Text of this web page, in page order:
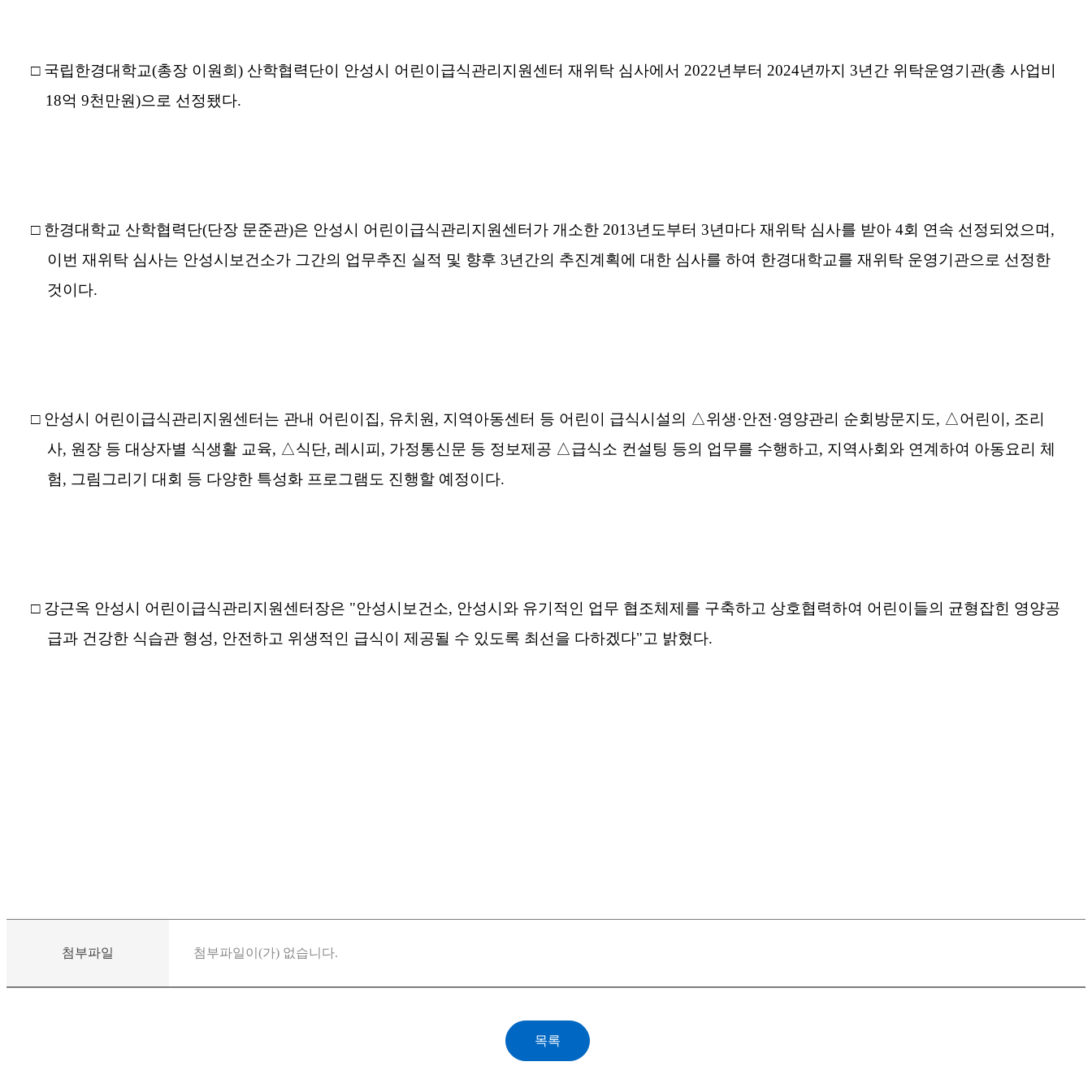
□ 국립한경대학교(총장 이원희) 산학협력단이 안성시 어린이급식관리지원센터 재위탁 심사에서 2022년부터 2024년까지 3년간 위탁운영기관(총 사업비
18억 9천만원)으로 선정됐다.
□ 한경대학교 산학협력단(단장 문준관)은 안성시 어린이급식관리지원센터가 개소한 2013년도부터 3년마다 재위탁 심사를 받아 4회 연속 선정되 었 으며,
이번 재위탁 심사는 안성시보건소가 그간의 업무추진 실적 및 향후 3년간의 추진계획에 대한 심사를 하여 한경대학교를 재위탁 운영기관으로 선정한
것이다.
□ 안성시 어린이급식관리지원센터는 관내 어린이집, 유치원, 지역아동센터 등 어린이 급식시설의 △위생·안전 ·영양관리 순회방문지도, △어린이, 조리
사, 원장 등 대상자별 식생활 교육, △식단, 레시피, 가정통신문 등 정보제공 △급식소 컨설팅 등의 업무를 수행하고, 지역사회와 연계하여 아동요리 체
험, 그림그리기 대회 등 다양한 특성화 프로그램도 진행할 예정이다.
□ 강근옥 안성시 어린이급식관리지원센터장은 "안성시보건소, 안성시와 유기적인 업무 협조체제를 구축하고 상호협력하여 어린이들의 균형잡힌 영양공
급과 건강한 식습관 형성, 안전하고 위생적인 급식이 제공될 수 있도록 최선을 다하겠다"고 밝혔다.
첨부파일 첨부파일이(가) 없습니다.